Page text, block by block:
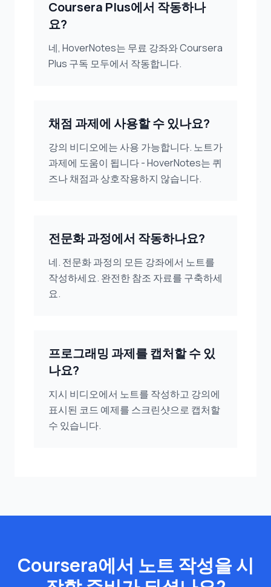
Coursera Plus에서 작동하나
요?
네, HoverNotes는 무료 강좌와 Coursera
Plus 구독 모두에서 작동합니다.
채점 과제에 사용할 수 있나요?
강의 비디오에는 사용 가능합니다. 노트가
과제에 도움이 됩니다 - HoverNotes는 퀴
즈나 채점과 상호작용하지 않습니다.
전문화 과정에서 작동하나요?
네. 전문화 과정의 모든 강좌에서 노트를
작성하세요. 완전한 참조 자료를 구축하세
요.
프로그래밍 과제를 캡처할 수 있
나요?
지시 비디오에서 노트를 작성하고 강의에
표시된 코드 예제를 스크린샷으로 캡처할
수 있습니다.
Coursera에서 노트 작성을 시